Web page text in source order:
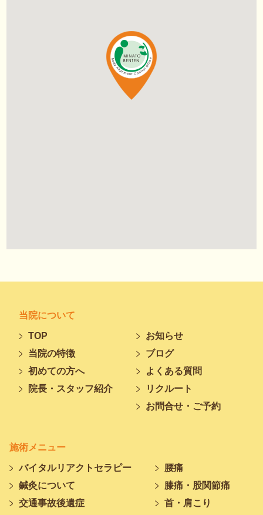
当院について
TOP
当院の特徴
初めての方へ
院長・スタッフ紹介
お知らせ
ブログ
よくある質問
リクルート
お問合せ・ご予約
施術メニュー
バイタルリアクトセラピー
鍼灸について
交通事故後遺症
腰痛
膝痛・股関節痛
首・肩こり